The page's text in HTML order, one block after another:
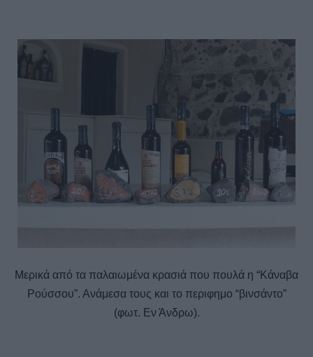
Μερικά από τα παλαιωμένα κρασιά που πουλά η “Κάναβα
Ρούσσου”. Ανάμεσα τους και το περιφημο “βινσάντο”
(φωτ. Εν Άνδρω).